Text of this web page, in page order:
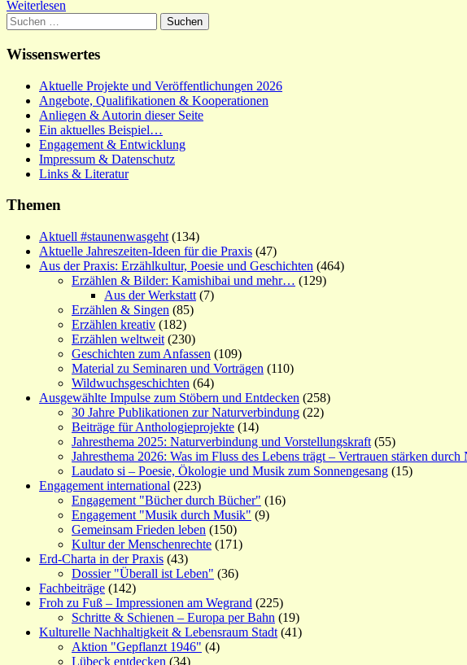
Weiterlesen
Suchen
nach:
Wissenswertes
Aktuelle Projekte und Veröffentlichungen 2026
Angebote, Qualifikationen & Kooperationen
Anliegen & Autorin dieser Seite
Ein aktuelles Beispiel…
Engagement & Entwicklung
Impressum & Datenschutz
Links & Literatur
Themen
Aktuell #staunenwasgeht (134)
Aktuelle Jahreszeiten-Ideen für die Praxis (47)
Aus der Praxis: Erzählkultur, Poesie und Geschichten (464)
Erzählen & Bilder: Kamishibai und mehr… (129)
Aus der Werkstatt (7)
Erzählen & Singen (85)
Erzählen kreativ (182)
Erzählen weltweit (230)
Geschichten zum Anfassen (109)
Material zu Seminaren und Vorträgen (110)
Wildwuchsgeschichten (64)
Ausgewählte Impulse zum Stöbern und Entdecken (258)
30 Jahre Publikationen zur Naturverbindung (22)
Beiträge für Anthologieprojekte (14)
Jahresthema 2025: Naturverbindung und Vorstellungskraft (55)
Jahresthema 2026: Was im Fluss des Lebens trägt – Vertrauen stärken
Laudato si – Poesie, Ökologie und Musik zum Sonnengesang (15)
Engagement international (223)
Engagement "Bücher durch Bücher" (16)
Engagement "Musik durch Musik" (9)
Gemeinsam Frieden leben (150)
Kultur der Menschenrechte (171)
Erd-Charta in der Praxis (43)
Dossier "Überall ist Leben" (36)
Fachbeiträge (142)
Froh zu Fuß – Impressionen am Wegrand (225)
Schritte & Schienen – Europa per Bahn (19)
Kulturelle Nachhaltigkeit & Lebensraum Stadt (41)
Aktion "Gepflanzt 1946" (4)
Lübeck entdecken (34)